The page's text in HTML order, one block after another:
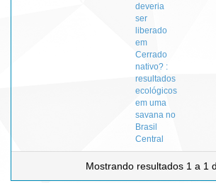
deveria
ser
liberado
em
Cerrado
nativo? :
resultados
ecológicos
em uma
savana no
Brasil
Central
Mostrando resultados 1 a 1